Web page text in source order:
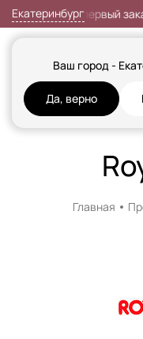
Екатеринбург
Ваш город -
Да, верно
Скидка 7% на первый
Кошки СобакиРыбы
Главная